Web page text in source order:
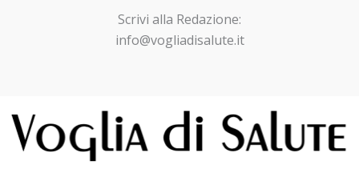
Scrivi alla Redazione:
info@vogliadisalute.it